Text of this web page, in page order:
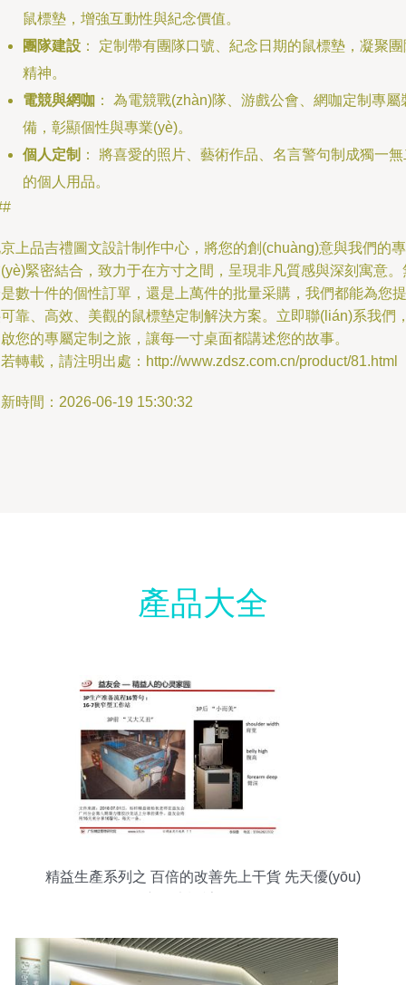
鼠標墊，增強互動性與紀念價值。
團隊建設 ： 定制帶有團隊口號、紀念日期的鼠標墊，凝聚
精神。
電競與網咖 ： 為電競戰(zhàn)隊、游戲公會、網咖定制專屬
備，彰顯個性與專業(yè)。
個人定制 ： 將喜愛的照片、藝術作品、名言警句制成獨一
的個人用品。
上品吉禮圖文設計制作中心，將您的創(chuàng)意與我們的專
緊密結合，致力于在方寸之間，呈現非凡質感與深刻寓意。
數十件的個性訂單，還是上萬件的批量采購，我們都能為您提
靠、高效、美觀的鼠標墊定制解決方案。立即聯(lián)系我們
您的專屬定制之旅，讓每一寸桌面都講述您的故事。
轉載，請注明出處：http://www.zdsz.com.cn/product/81.html
時間：2026-06-19 15:30:32
產品大全
精益生產系列之 百倍的改善先上干貨 先天優(yōu)